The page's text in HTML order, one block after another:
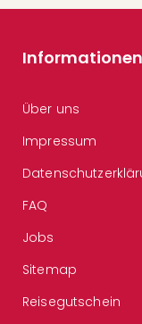
Informationen
Über uns
Impressum
FAQ
Jobs
Sitemap
Reisegutschein